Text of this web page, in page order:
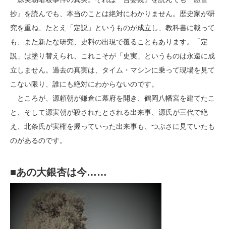
抄』を読んでも、本当のことは絶対にわかりません。歴史家が研
究を重ね、たとえ「定説」というものが成立し、教科書に載って
も、また新たな研究、史料の出現で覆ることもあります。「定
説」は塗り替えられ、これこそが「史実」というものは永遠に成
立しません。過去の真実は、タイム・マシンに乗って現場を見て
こない限り、誰にも絶対にわからないのです。
ところが、源頼朝が鎌倉に幕府を開き、鶴岡八幡宮を建てたこ
と、そして源実朝が殺されたとされる出来事、源氏が三代で絶
え、北条氏が実権を握っていった出来事も、つぶさに見ていたも
のがあるのです。
■あの大銀杏は今……